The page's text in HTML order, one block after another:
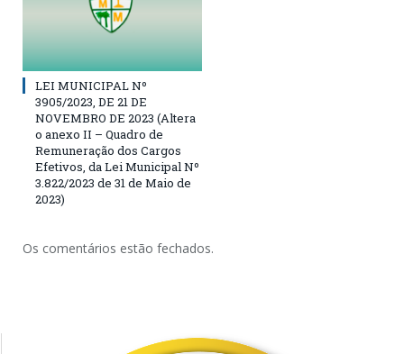
LEI MUNICIPAL Nº
3905/2023, DE 21 DE
NOVEMBRO DE 2023 (Altera
o anexo II – Quadro de
Remuneração dos Cargos
Efetivos, da Lei Municipal Nº
3.822/2023 de 31 de Maio de
2023)
Os comentários estão fechados.